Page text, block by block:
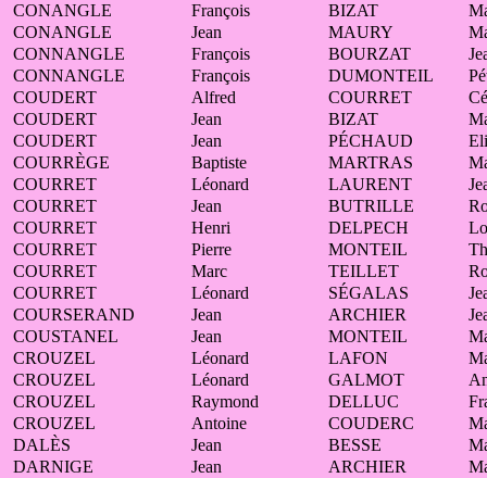
CONANGLE
François BIZAT
CONANGLE
Jean MAURY
CONNANGLE
François BOURZAT
CONNANGLE
François DUMONTEIL
COUDERT
Alfred COURRET
COUDERT
Jean BIZAT
COUDERT
Jean PÉCHAUD
COURRÈGE
Baptiste MARTRAS
COURRET
Léonard LAURENT
COURRET
Jean BUTRILLE
COURRET
Henri DELPECH
COURRET
Pierre MONTEIL
COURRET
Marc TEILLET
COURRET
Léonard SÉGALAS
COURSERAND
Jean ARCHIER
COUSTANEL
Jean MONTEIL
CROUZEL
Léonard LAFON
CROUZEL
Léonard GALMOT
CROUZEL
Raymond DELLUC
CROUZEL
Antoine COUDERC
DALÈS
Jean BESSE
DARNIGE
Jean ARCHIER